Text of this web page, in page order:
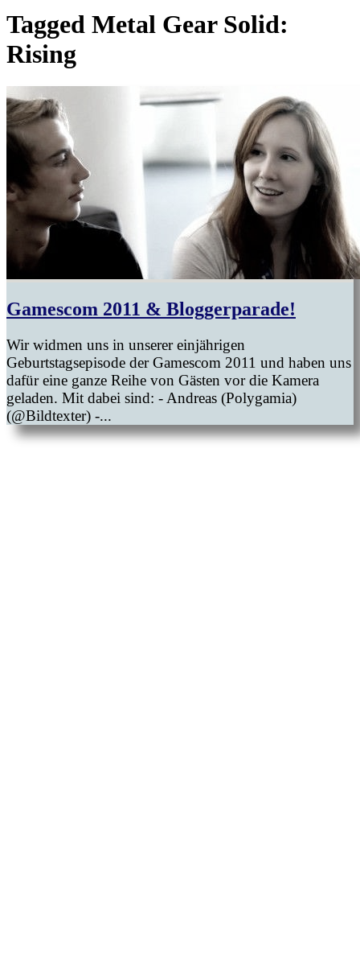
Tagged Metal Gear Solid:
Rising
Gamescom 2011 & Bloggerparade!
Wir widmen uns in unserer einjährigen
Geburtstagsepisode der Gamescom 2011 und haben uns
dafür eine ganze Reihe von Gästen vor die Kamera
geladen. Mit dabei sind: - Andreas (Polygamia)
(@Bildtexter) -...